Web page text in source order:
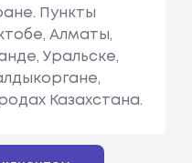
Пункты
Алматы,
Уральске,
Казахстана.